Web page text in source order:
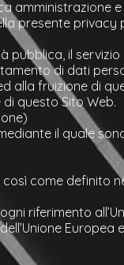
presente privacy
pubblica, il
di dati
alla fruizione di
questo Sito Web.
il quale
come definito
riferimento
Europea